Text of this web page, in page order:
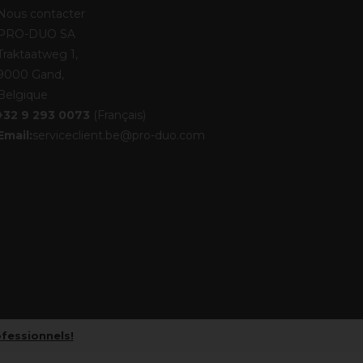
contacter
DUO SA
1,
Gand,
9 293 0073 (Français)
serviceclient.be@pro-duo.com